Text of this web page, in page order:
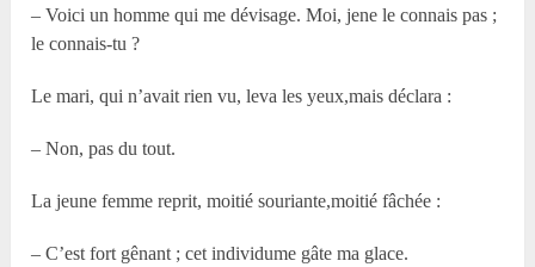
– Voici un homme qui me dévisage. Moi, jene le connais pas ;
le connais-tu ?
Le mari, qui n’avait rien vu, leva les yeux,mais déclara :
– Non, pas du tout.
La jeune femme reprit, moitié souriante,moitié fâchée :
– C’est fort gênant ; cet individume gâte ma glace.